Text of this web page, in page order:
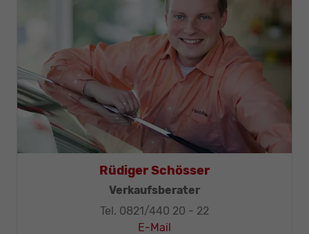
Rüdiger
Tel. 0821/440 20 -